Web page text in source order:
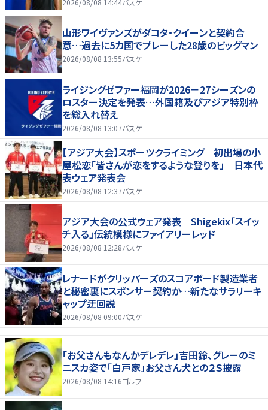
山形ワイヴァンズがダコタ・クイーンと契約合
意…過去に5カ国でプレーした28歳のビッグマン
2026/08/08 13:55バスケ
ライジングゼファー福岡が2026－27シーズンの
ロスター決定を発表…外国籍及びアジア特別枠
を総入れ替え
2026/08/08 13:07バスケ
【アジア大会】スポーツクライミング 初出場の小
屋松恋「皆さんが恋をするような登りを」 日本代
表ウェア発表会
2026/08/08 12:37バスケ
アジア大会の公式ウェア発表 Shigekix「スイッ
チ入る」伝統模様にファイアリーレッド
2026/08/08 12:28バスケ
レナードがクリッパーズのスコアボード製造業者
と秘密裏にスポンサー契約か‬…新たなサラリーキ
ャップ迂回説
2026/08/08 09:00バスケ
「お父さんもなんかデレデレ」吉田鈴、グレーのミ
ニスカ姿で「白戸家」お父さん犬との２Ｓ披露
2026/08/08 14:16ゴルフ